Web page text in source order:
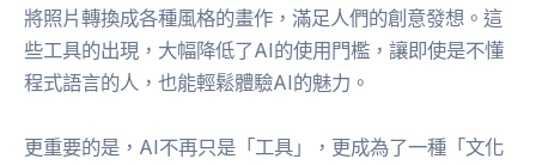
將照片轉換成各種風格的畫作，滿足人們的創意發想。這
些工具的出現，大幅降低了AI的使用門檻，讓即使是不懂
程式語言的人，也能輕鬆體驗AI的魅力。
更重要的是，AI不再只是「工具」，更成為了一種「文化